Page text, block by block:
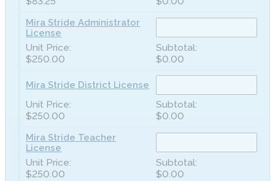
Mira Stride Administrator
License
$250.00 $0.00
Mira Stride District License
$250.00 $0.00
Mira Stride Teacher
License
$250.00 $0.00